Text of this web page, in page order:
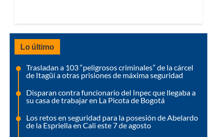
Lo último
Trasladan a 103 “peligrosos criminales” de la cárcel
de Itagüí a otras prisiones de máxima seguridad
Disparan contra funcionario del Inpec que llegaba a
su casa de trabajar en La Picota de Bogotá
Los retos en seguridad para la posesión de Abelardo
de la Espriella en Cali este 7 de agosto